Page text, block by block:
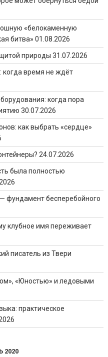
«белокаменную
битва» 01.08.2026
природы 31.07.2026
когда время не ждёт
когда пора
30.07.2026
как выбрать «сердце»
24.07.2026
была полностью
фундамент бесперебойного
клубное имя переживает
писатель из Твери
«Юностью» и ледовыми
практическое
2020